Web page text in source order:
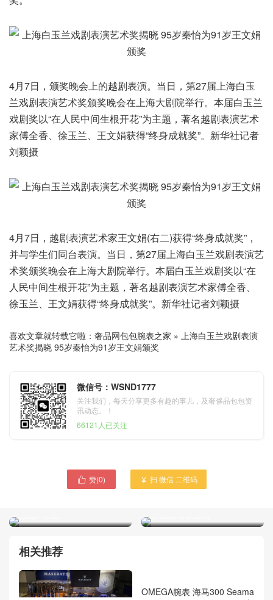
4月7日，颁奖晚会上的越剧表演。当日，第27届上海白玉
兰戏剧表演艺术奖颁奖晚会在上海大剧院举行。本届白玉兰
戏剧奖以“在人民中间生根开花”为主题，著名越剧表演艺术
家傅全香、徐玉兰、王文娟获得“终身成就奖”。新华社记者
刘颖摄
4月7日，越剧表演艺术家王文娟(右二)获得“终身成就奖”，
并与学生们同台表演。当日，第27届上海白玉兰戏剧表演艺
术奖颁奖晚会在上海大剧院举行。本届白玉兰戏剧奖以“在
人民中间生根开花”为主题，著名越剧表演艺术家傅全香、
徐玉兰、王文娟获得“终身成就奖”。新华社记者刘颖摄
喜欢文章就转载它啦： 奢品网包包腕表之家 » 上海白玉兰戏剧表演
艺术奖揭晓 95岁秦怡为91岁王文娟颁奖
微信号：WSND1777
关注我们，每天分享更多有趣的事儿，及奢侈品包包资
讯动态。！
66121人已关注
 赞(0)  扫 微信 二维码
虎爸式教育不停歇 中国最小
瓯海成省教育现代化区为目
相关推荐